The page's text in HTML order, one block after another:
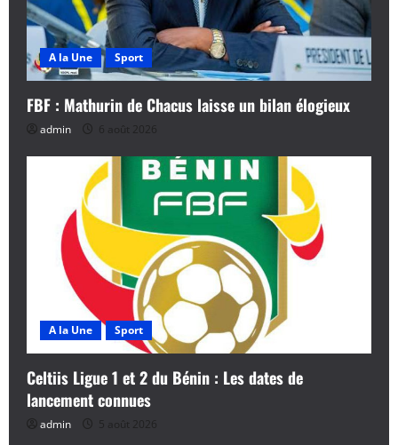
A la Une Sport
FBF : Mathurin de Chacus laisse un bilan élogieux
admin 6 août 2026
A la Une Sport
Celtiis Ligue 1 et 2 du Bénin : Les dates de
lancement connues
admin 5 août 2026